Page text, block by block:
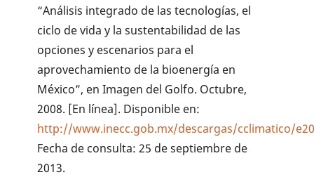
“Análisis integrado de las tecnologías, el
ciclo de vida y la sustentabilidad de las
opciones y escenarios para el
aprovechamiento de la bioenergía en
México”, en Imagen del Golfo. Octubre,
2008. [En línea]. Disponible en:
http://www.inecc.gob.mx/descargas/cclimatico/
Fecha de consulta: 25 de septiembre de
2013.